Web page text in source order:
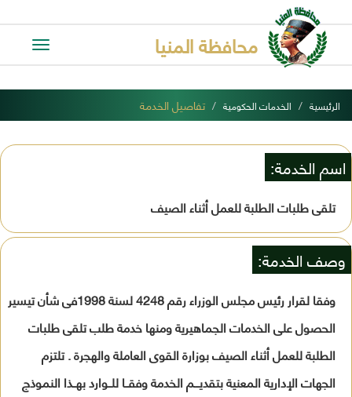
Toggle
محافظة المنيا
الرئيسية الخدمات الحكومية تفاصيل الخدمة
اسم الخدمة:
تلقى طلبات الطلبة للعمل أثناء الصيف
وصف الخدمة:
وفقا لقرار رئيس مجلس الوزراء رقم 4248 لسنة 1998فى شأن تيسير
الحصول على الخدمات الجماهيرية ومنها خدمة طلب تلقى طلبات
الطلبة للعمل أثناء الصيف بوزارة القوى العاملة والهجرة . تلتزم
الجهات الإدارية المعنية بتقديـــم الخدمة وفقــا للــوارد بهــذا النموذج